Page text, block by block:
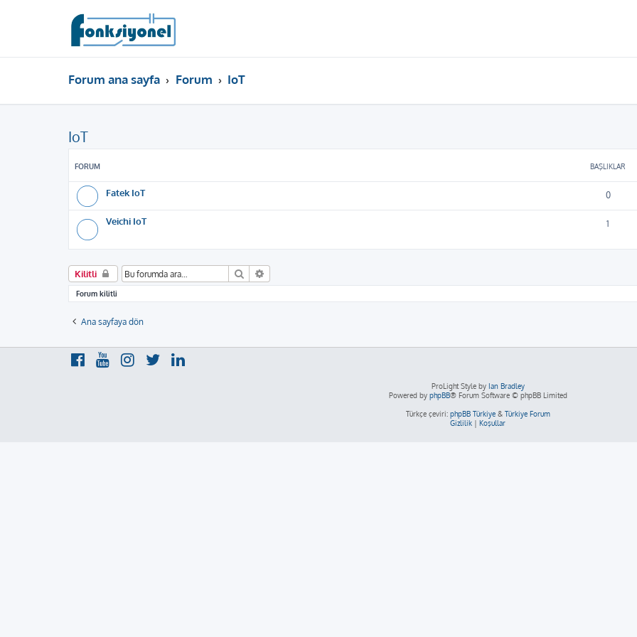
Forum ana sayfa Forum IoT
IoT
FORUM BAŞLIKLAR
Fatek IoT 0
Veichi IoT 1
Kilitli Ara
Forum kilitli
Ana sayfaya dön
ProLight Style by Ian Bradley
Powered by phpBB® Forum Software © phpBB Limited
Türkçe çeviri: phpBB Türkiye& Türkiye Forum
Gizlilik | Koşullar